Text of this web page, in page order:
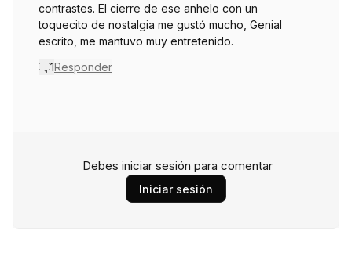
contrastes. El cierre de ese anhelo con un
toquecito de nostalgia me gustó mucho, Genial
escrito, me mantuvo muy entretenido.
1Responder
Debes iniciar sesión para comentar
Iniciar sesión